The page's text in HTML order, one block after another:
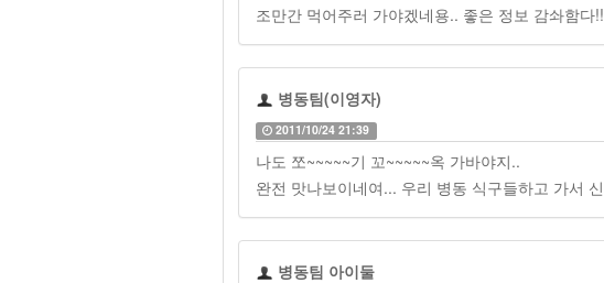
조만간 먹어주러 가야겠네용.. 좋은 정보 감솨함다
병동팀(이영자)
2011/10/24 21:39
나도 쪼~~~~~기 꼬~~~~~옥 가바야지..
완전 맛나보이네여... 우리 병동 식구들하고 가서
병동팀 아이둘